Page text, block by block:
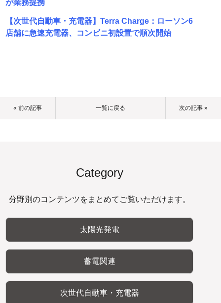
が業務提携
【次世代自動車・充電器】Terra Charge：ローソン6
店舗に急速充電器、コンビニ初設置で順次開始
« 前の記事 一覧に戻る 次の記事 »
Category
分野別のコンテンツをまとめてご覧いただけます。
太陽光発電
蓄電関連
次世代自動車・充電器